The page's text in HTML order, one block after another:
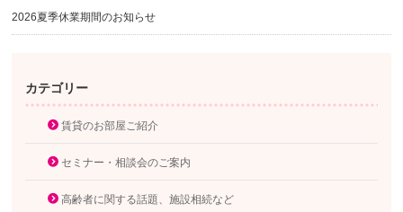
2026夏季休業期間のお知らせ
カテゴリー
賃貸のお部屋ご紹介
セミナー・相談会のご案内
高齢者に関する話題、施設相続など